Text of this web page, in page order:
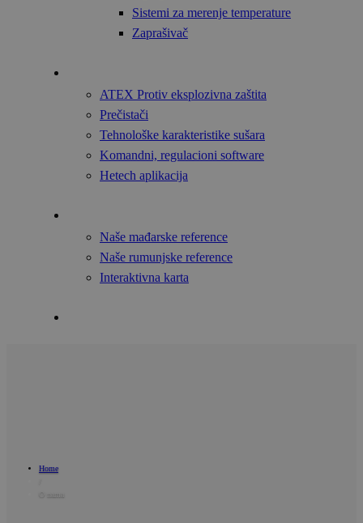
Sistemi za merenje temperature
Zaprašivač
ATEX Protiv eksplozivna zaštita
Prečistači
Tehnološke karakteristike sušara
Komandni, regulacioni software
Hetech aplikacija
Naše mađarske reference
Naše rumunjske reference
Interaktivna karta
Home
O nama